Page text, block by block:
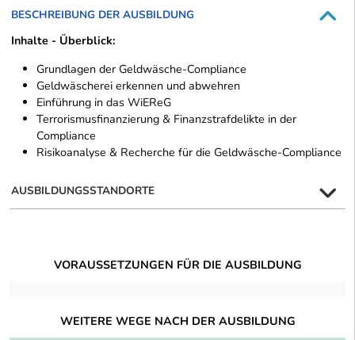
BESCHREIBUNG DER AUSBILDUNG
Inhalte - Überblick:
Grundlagen der Geldwäsche-Compliance
Geldwäscherei erkennen und abwehren
Einführung in das WiEReG
Terrorismusfinanzierung & Finanzstrafdelikte in der
Compliance
Risikoanalyse & Recherche für die Geldwäsche-Compliance
AUSBILDUNGSSTANDORTE
VORAUSSETZUNGEN FÜR DIE AUSBILDUNG
WEITERE WEGE NACH DER AUSBILDUNG